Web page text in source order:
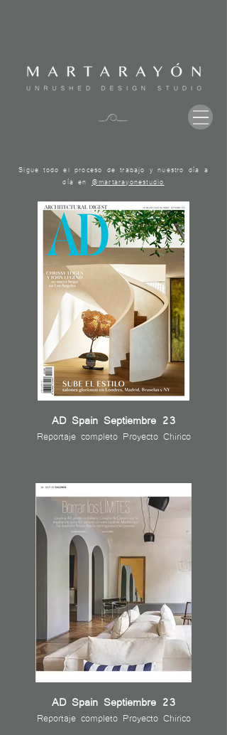
Sigue todo el proceso de trabajo y nuestro día a
día en @martarayonestudio
AD Spain Septiembre 23
Reportaje completo Proyecto Chirico
AD Spain Septiembre 23
Reportaje completo Proyecto Chirico